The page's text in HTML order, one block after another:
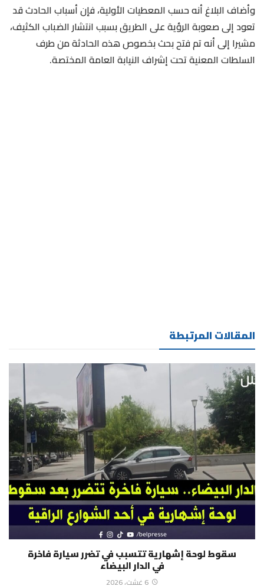
وأضاف البلاغ أنه حسب المعطيات الأولية، فإن أسباب الحادث قد
تعود إلى صعوبة الرؤية على الطريق بسبب انتشار الضباب الكثيف،
مشيرا إلى أنه تم فتح بحث بخصوص هذه الحادثة من طرف
السلطات المعنية تحت إشراف النيابة العامة المختصة.
المقالات المرتبطة
سقوط لوحة إشهارية تتسبب في تضرر سيارة فاخرة
في الدار البيضاء
6 غشت، 2026